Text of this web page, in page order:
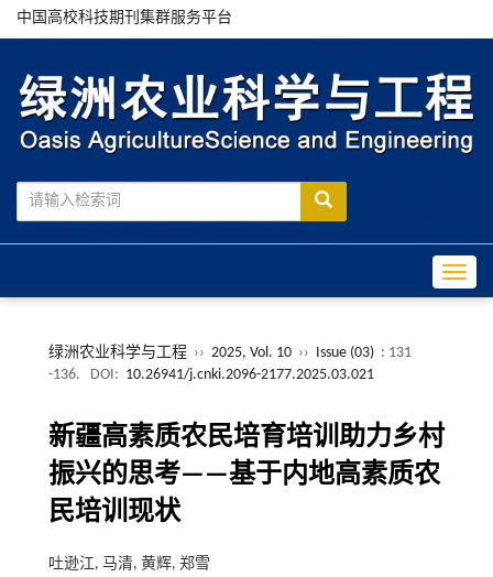
中国高校科技期刊集群服务平台
绿洲农业科学与工程 ›› 2025, Vol. 10 ›› Issue (03) : 131
-136.
DOI: 10.26941/j.cnki.2096-2177.2025.03.021
新疆高素质农民培育培训助力乡村
振兴的思考——基于内地高素质农
民培训现状
吐逊江, 马清, 黄辉, 郑雪